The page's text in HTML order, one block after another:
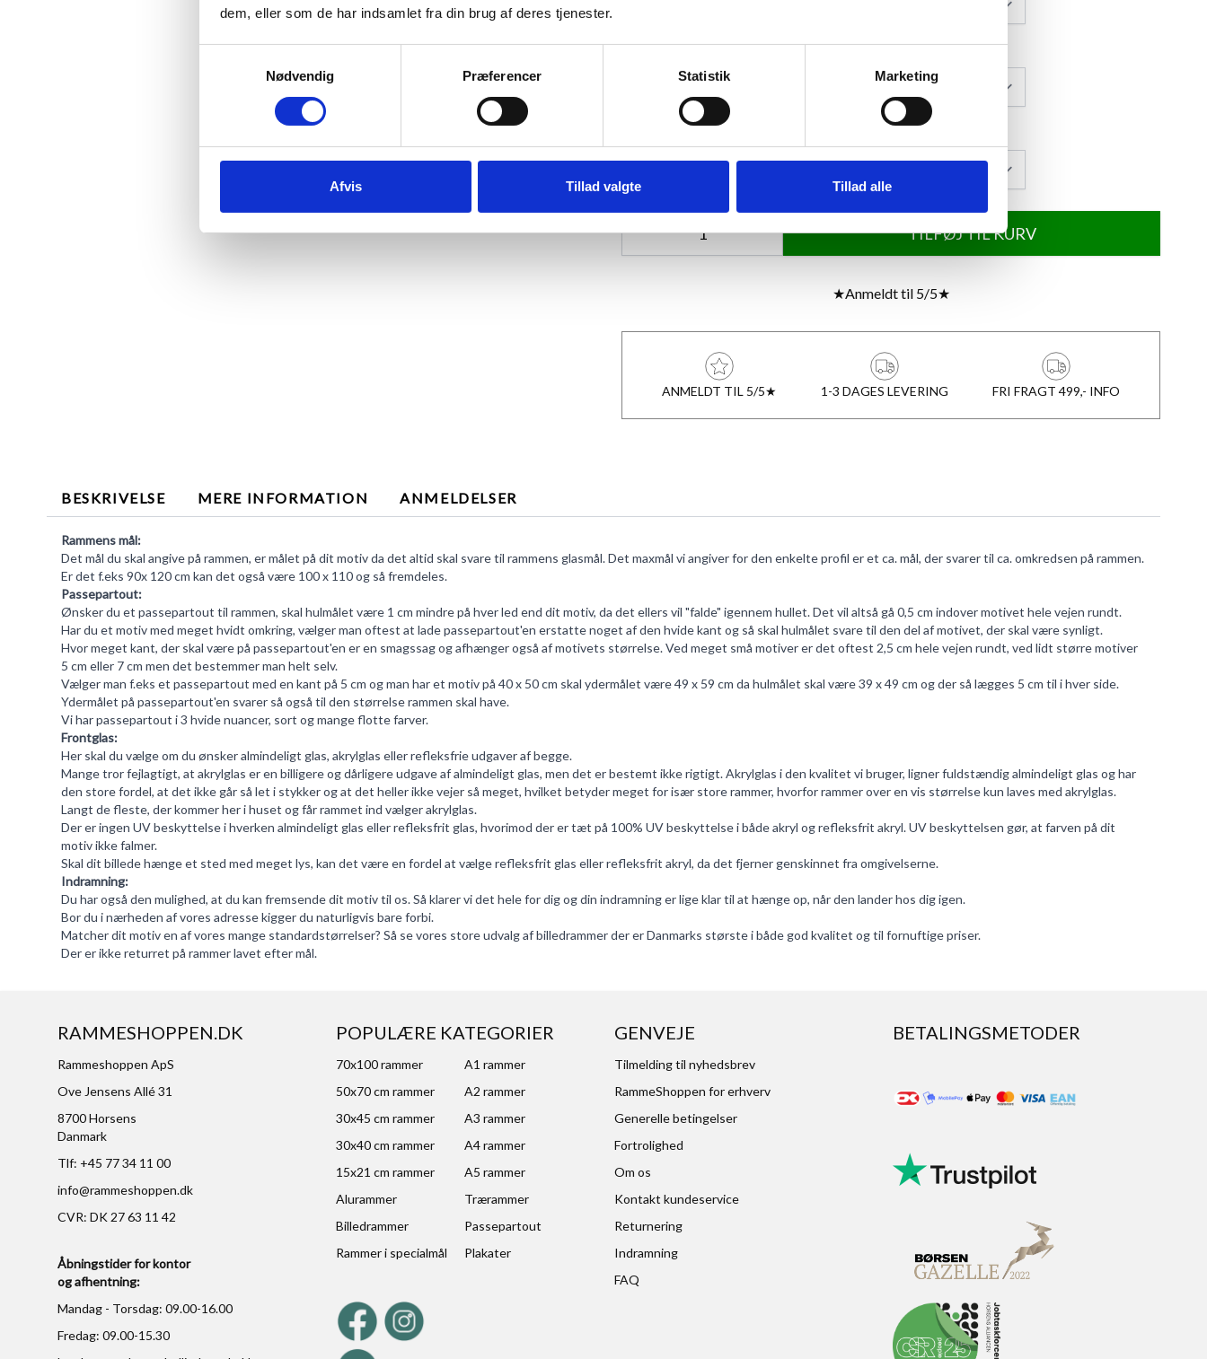
dem, eller som de har indsamlet fra din brug af deres tjenester.
Nødvendig
Præferencer Statistik Marketing
Afvis Tillad valgte Tillad alle
TILFØJ TIL KURV
★Anmeldt til 5/5★
ANMELDT TIL 5/5★ 1-3 DAGES LEVERING FRI FRAGT 499,- INFO
BESKRIVELSE MERE INFORMATION ANMELDELSER
Rammens mål:
Det mål du skal angive på rammen, er målet på dit motiv da det altid skal svare til rammens glasmål. Det maxmål vi angiver for den enkelte profil er et ca. mål, der svarer til ca. omkredsen på rammen.
Er det f.eks 90x 120 cm kan det også være 100 x 110 og så fremdeles.
Passepartout:
Ønsker du et passepartout til rammen, skal hulmålet være 1 cm mindre på hver led end dit motiv, da det ellers vil "falde" igennem hullet. Det vil altså gå 0,5 cm indover motivet hele vejen rundt.
Har du et motiv med meget hvidt omkring, vælger man oftest at lade passepartout'en erstatte noget af den hvide kant og så skal hulmålet svare til den del af motivet, der skal være synligt.
Hvor meget kant, der skal være på passepartout'en er en smagssag og afhænger også af motivets størrelse. Ved meget små motiver er det oftest 2,5 cm hele vejen rundt, ved lidt større motiver
5 cm eller 7 cm men det bestemmer man helt selv.
Vælger man f.eks et passepartout med en kant på 5 cm og man har et motiv på 40 x 50 cm skal ydermålet være 49 x 59 cm da hulmålet skal være 39 x 49 cm og der så lægges 5 cm til i hver side.
Ydermålet på passepartout'en svarer så også til den størrelse rammen skal have.
Vi harpassepartout i 3 hvide nuancer, sort og mange flotte farver.
Frontglas:
Her skal du vælge om du ønsker almindeligt glas, akrylglas eller refleksfrie udgaver af begge.
Mange tror fejlagtigt, at akrylglas er en billigere og dårligere udgave af almindeligt glas, men det er bestemt ikke rigtigt. Akrylglas i den kvalitet vi bruger, ligner fuldstændig almindeligt glas og har
den store fordel, at det ikke går så let i stykker og at det heller ikke vejer så meget, hvilket betyder meget for især store rammer, hvorfor rammer over en vis størrelse kun laves med akrylglas.
Langt de fleste, der kommer her i huset og får rammet ind vælger akrylglas.
Der er ingen UV beskyttelse i hverken almindeligt glas eller refleksfrit glas, hvorimod der er tæt på 100% UV beskyttelse i både akryl og refleksfrit akryl. UV beskyttelsen gør, at farven på dit
motiv ikke falmer.
Skal dit billede hænge et sted med meget lys, kan det være en fordel at vælge refleksfrit glas eller refleksfrit akryl, da det fjerner genskinnet fra omgivelserne.
Indramning:
Du har også den mulighed, at du kan fremsende dit motiv til os. Så klarer vi det hele for dig og din indramning er lige klar til at hænge op, når den lander hos dig igen.
Bor du i nærheden af vores adresse kigger du naturligvis bare forbi.
Matcher dit motiv en af vores mange standardstørrelser? Så se vores store udvalg afbilledrammerder er Danmarks største i både god kvalitet og til fornuftige priser.
Der er ikke returret på rammer lavet efter mål.
RAMMESHOPPEN.DK
Rammeshoppen ApS
Ove Jensens Allé 31
8700 Horsens
Danmark
Tlf: +45 77 34 11 00
info@rammeshoppen.dk
CVR: DK 27 63 11 42
Åbningstider for kontor
og afhentning:
Mandag - Torsdag: 09.00-16.00
Fredag: 09.00-15.30
POPULÆRE KATEGORIER
70x100 rammer
A1 rammer
50x70 cm rammer
A2 rammer
30x45 cm rammer
A3 rammer
30x40 cm rammer
A4 rammer
15x21 cm rammer
A5 rammer
Alurammer
Trærammer
Billedrammer
Passepartout
Rammer i specialmål
Plakater
GENVEJE
Tilmelding til nyhedsbrev
RammeShoppen for erhverv
Generelle betingelser
Fortrolighed
Om os
Kontakt kundeservice
Returnering
Indramning
FAQ
BETALINGSMETODER